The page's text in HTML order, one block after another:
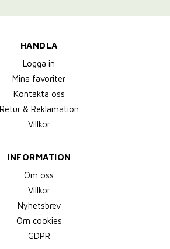
HANDLA
Logga in
Mina favoriter
Kontakta oss
Retur & Reklamation
Villkor
INFORMATION
Om oss
Villkor
Nyhetsbrev
Om cookies
GDPR